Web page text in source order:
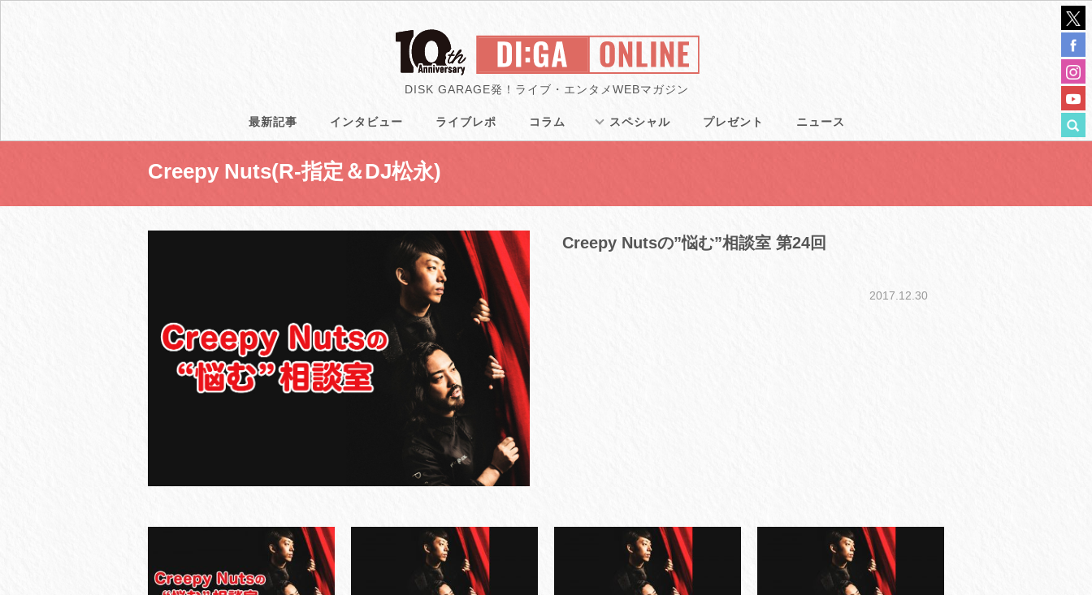
DISK GARAGE発！ライブ・エンタメWEBマガジン
最新記事 インタビュー ライブレポ コラム スペシャル プレゼント ニュース
Creepy Nuts(R-指定＆DJ松永)
Creepy Nutsの”悩む”相談室 第24回
2017.12.30